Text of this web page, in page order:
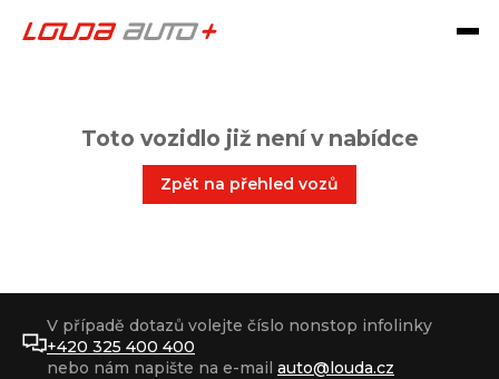
Toto vozidlo již není v nabídce
Zpět na přehled vozů
V případě dotazů volejte číslo nonstop infolinky
+420 325 400 400
nebo nám napište na e-mail auto@louda.cz